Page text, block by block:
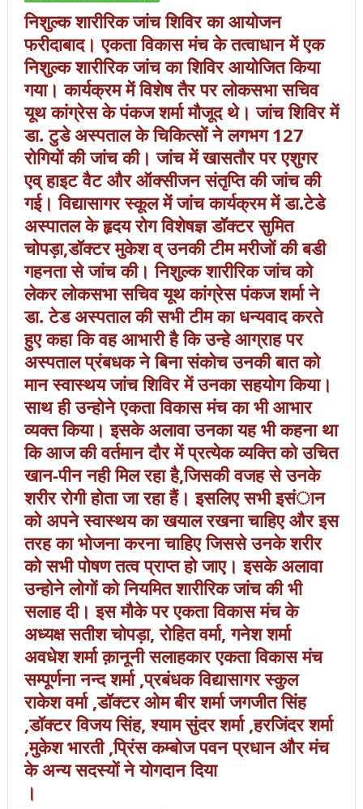
निशुल्क शारीरिक जांच शिविर का आयोजन
फरीदाबाद। एकता विकास मंच के तत्वाधान में एक
निशुल्क शारीरिक जांच का शिविर आयोजित किया
गया। कार्यक्रम में विशेष तैर पर लोकसभा सचिव
यूथ कांग्रेस के पंकज शर्मा मौजूद थे। जांच शिविर में
डा. टुडे अस्पताल के चिकित्सों ने लगभग 127
रोगियों की जांच की। जांच में खासतौर पर एशुगर
एव् हाइट वैट और ऑक्सीजन संतृप्ति की जांच की
गई। विद्यासागर स्कूल में जांच कार्यक्रम में डा.टेडे
अस्पातल के हृदय रोग विशेषज्ञ डॉक्टर सुमित
चोपड़ा,डॉक्टर मुकेश व् उनकी टीम मरीजों की बडी
गहनता से जांच की। निशुल्क शारीरिक जांच को
लेकर लोकसभा सचिव यूथ कांग्रेस पंकज शर्मा ने
डा. टेड अस्पताल की सभी टीम का धन्यवाद करते
हुए कहा कि वह आभारी है कि उन्हे आग्राह पर
अस्पताल प्रंबधक ने बिना संकोच उनकी बात को
मान स्वास्थय जांच शिविर में उनका सहयोग किया।
साथ ही उन्होने एकता विकास मंच का भी आभार
व्यक्त किया। इसके अलावा उनका यह भी कहना था
कि आज की वर्तमान दौर में प्रत्येक व्यक्ति को उचित
खान-पीन नही मिल रहा है,जिसकी वजह से उनके
शरीर रोगी होता जा रहा हैं। इसलिए सभी इसंान
को अपने स्वास्थय का खयाल रखना चाहिए और इस
तरह का भोजना करना चाहिए जिससे उनके शरीर
को सभी पोषण तत्व प्राप्त हो जाए। इसके अलावा
उन्होने लोगों को नियमित शारीरिक जांच की भी
सलाह दी। इस मौके पर एकता विकास मंच के
अध्यक्ष सतीश चोपड़ा, रोहित वर्मा, गनेश शर्मा
अवधेश शर्मा क़ानूनी सलाहकार एकता विकास मंच
सम्पूर्णना नन्द शर्मा ,प्रबंधक विद्यासागर स्कुल
राकेश वर्मा ,डॉक्टर ओम बीर शर्मा जगजीत सिंह
,डॉक्टर विजय सिंह, श्याम सुंदर शर्मा ,हरजिंदर शर्मा
,मुकेश भारती ,प्रिंस कम्बोज पवन प्रधान और मंच
के अन्य सदस्यों ने योगदान दिया
।